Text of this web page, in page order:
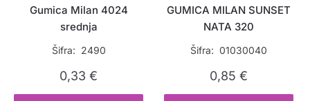
Gumica Milan 4024
srednja
Šifra: 2490
0,33€
GUMICA MILAN SUNSET
NATA 320
Šifra: 01030040
0,85€